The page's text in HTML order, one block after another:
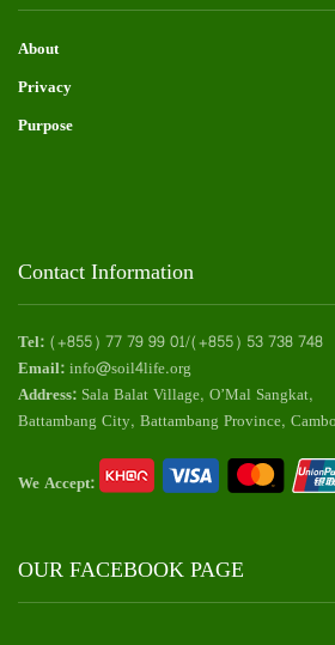
About
Privacy
Purpose
Contact Information
Tel: (+855) 77 79 99 01/(+855) 53 738 748
Email:info@soil4life.org
Address: Sala Balat Village, O’Mal Sangkat,
Battambang City, Battambang Province,
We Accept:
OUR FACEBOOK PAGE